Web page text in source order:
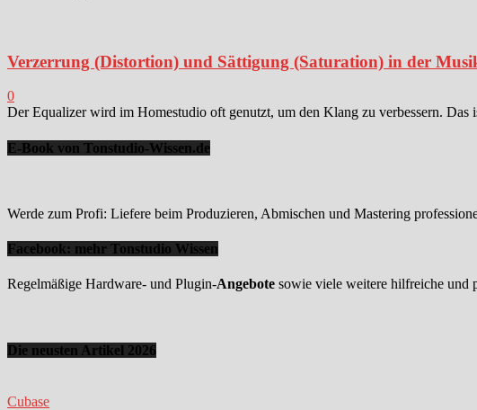
Verzerrung (Distortion) und Sättigung (Saturation) in der
0
Der Equalizer wird im Homestudio oft genutzt, um den Klang zu verbessern.
E-Book von Tonstudio-Wissen.de
Werde zum Profi: Liefere beim Produzieren, Abmischen und Mastering
Facebook: mehr Tonstudio Wissen
Regelmäßige Hardware- und Plugin-Angebote sowie viele weitere hilfreiche und
Die neusten Artikel 2026
Cubase